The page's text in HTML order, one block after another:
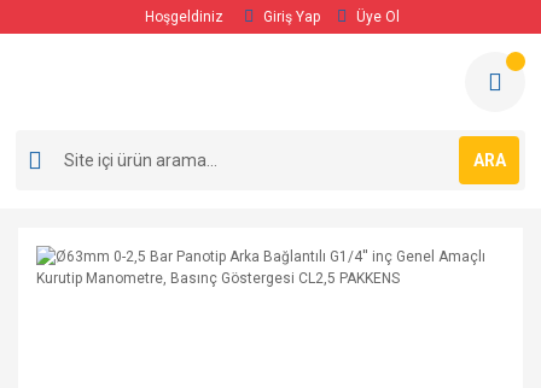
Hoşgeldiniz Giriş Yap Üye Ol
ARA